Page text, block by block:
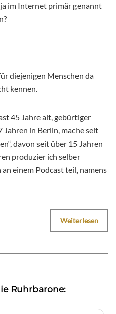
im Internet primär genannt
diejenigen Menschen da
kennen.
45 Jahre alt, gebürtiger
Jahren in Berlin, mache seit
davon seit über 15 Jahren
produzier ich selber
einem Podcast teil, namens
Weiterlesen
Ruhrbarone: